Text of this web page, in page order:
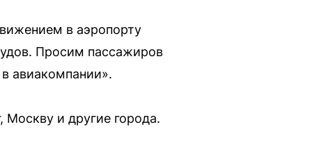
в аэропорту
Просим пассажиров
авиакомпании».
и другие города.